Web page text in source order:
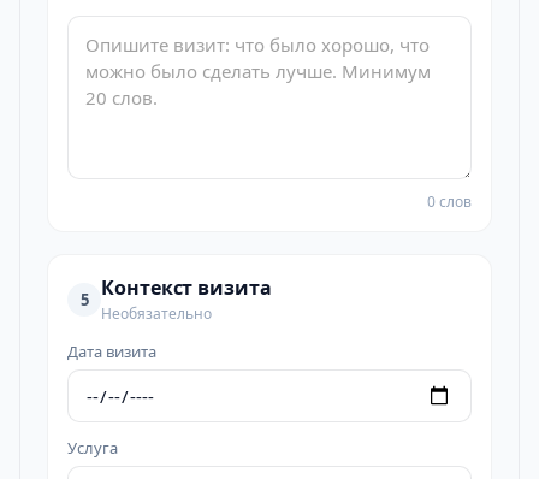
0 слов
5 Контекст визита
Необязательно
Дата визита
Услуга